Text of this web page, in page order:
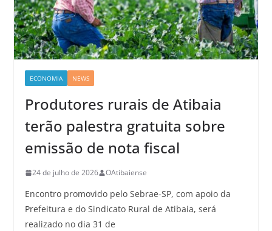
ECONOMIA NEWS
Produtores rurais de Atibaia
terão palestra gratuita sobre
emissão de nota fiscal
24 de julho de 2026 OAtibaiense
Encontro promovido pelo Sebrae-SP, com apoio da
Prefeitura e do Sindicato Rural de Atibaia, será
realizado no dia 31 de